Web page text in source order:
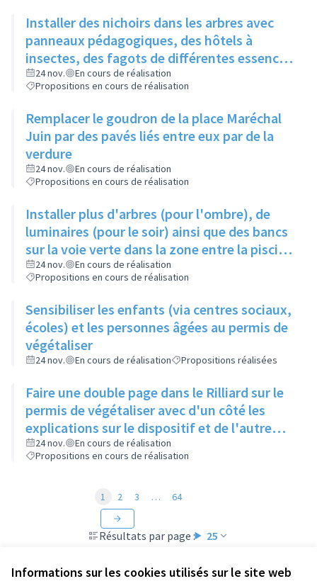
Informations sur les cookies utilisés sur le site web
Installer des nichoirs dans les arbres avec
panneaux pédagogiques, des hôtels à
insectes, des fagots de différentes essences
pour stimuler la biodiversité sur la place du
Château à la Roue
24 nov.
En cours de réalisation
Propositions en cours de réalisation
Remplacer le goudron de la place Maréchal
Juin par des pavés liés entre eux par de la
verdure
24 nov.
En cours de réalisation
Propositions en cours de réalisation
Installer plus d'arbres (pour l'ombre), de
luminaires (pour le soir) ainsi que des bancs
sur la voie verte dans la zone entre la piscine
et la rue de l'Industrie
24 nov.
En cours de réalisation
Propositions en cours de réalisation
Sensibiliser les enfants (via centres sociaux,
écoles) et les personnes âgées au permis de
végétaliser
24 nov. En cours de réalisation Propositions réalisées
Faire une double page dans le Rilliard sur le
permis de végétaliser avec d'un côté les
explications sur le dispositif et de l'autre
côté des exemples concrets de lieux à
investir
24 nov.
En cours de réalisation
Propositions en cours de réalisation
Résultats par page : 25
1 2 3 … 64